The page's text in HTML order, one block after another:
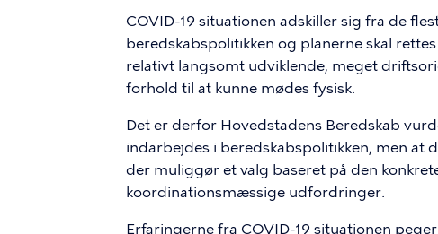
COVID-19 situationen adskiller sig fra de
beredskabspolitikken og planerne skal
relativt langsomt udviklende, meget
forhold til at kunne mødes fysisk.
Det er derfor Hovedstadens Beredskab
indarbejdes i beredskabspolitikken, men at
der muliggør et valg baseret på den
koordinationsmæssige udfordringer.
Erfaringerne fra COVID-19 situationen